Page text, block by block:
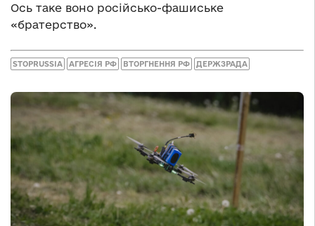
Ось таке воно російсько-фашиське
«братерство».
STOPRUSSIA АГРЕСІЯ РФ ВТОРГНЕННЯ РФ ДЕРЖЗРАДА